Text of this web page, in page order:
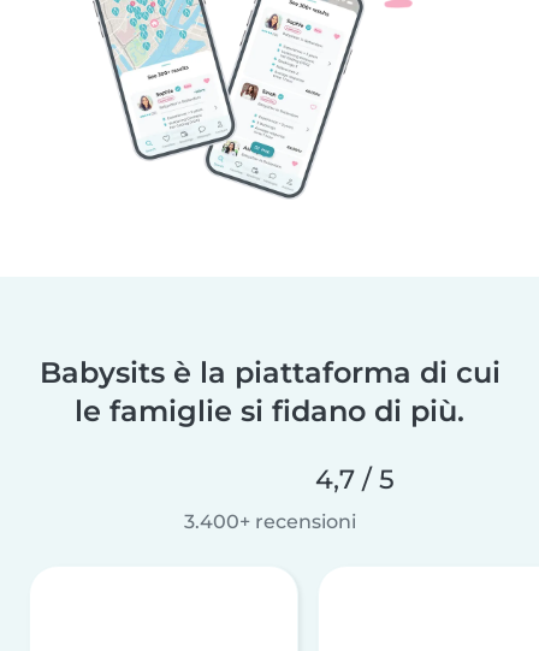
Babysits è la piattaforma di cui
le famiglie si fidano di più.
4,7 / 5
3.400+ recensioni